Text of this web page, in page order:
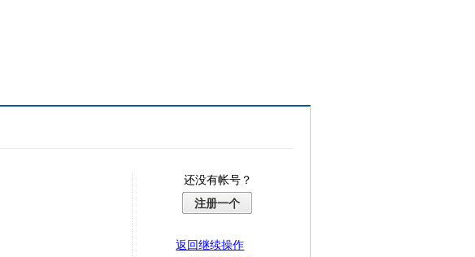
还没有帐号？
注册一个
返回继续操作